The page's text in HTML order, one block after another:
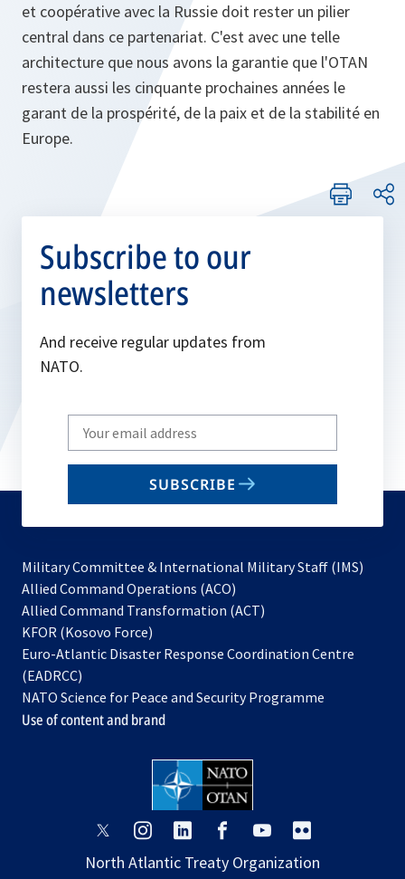
et coopérative avec la Russie doit rester un pilier
central dans ce partenariat. C'est avec une telle
architecture que nous avons la garantie que l'OTAN
restera aussi les cinquante prochaines années le
garant de la prospérité, de la paix et de la stabilité en
Europe.
Subscribe to our
newsletters
And receive regular updates from
NATO.
Write
your
email
SUBSCRIBE
Military Committee & International Military Staff (IMS)
Allied Command Operations (ACO)
in
new
Allied Command Transformation (ACT)
a
tab
KFOR (Kosovo Force)
in
new
tab
Euro-Atlantic Disaster Response Coordination Centre
(EADRCC)
NATO Science for Peace and Security Programme
Use of content and brand
opens
a
opens
a
opens
a
opens
a
opens
a
a
North Atlantic Treaty Organization